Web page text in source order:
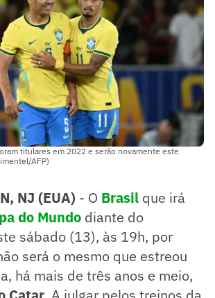
titulares em 2022 e serão novamente este
AFP)
NJ (EUA) - O Brasil que irá
do Mundo diante do
sábado (13), às 19h, por
será o mesmo que estreou
há mais de três anos e meio,